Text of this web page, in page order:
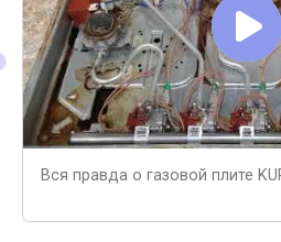
Вся правда о газовой плите